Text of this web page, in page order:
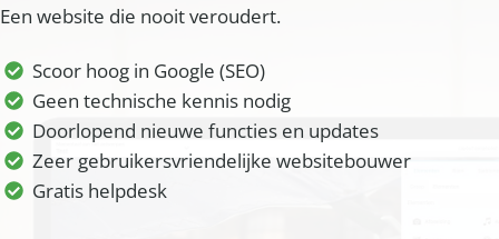
Een website die nooit veroudert.
Scoor hoog in Google (SEO)
Geen technische kennis nodig
Doorlopend nieuwe functies en updates
Zeer gebruikersvriendelijke websitebouwer
Gratis helpdesk